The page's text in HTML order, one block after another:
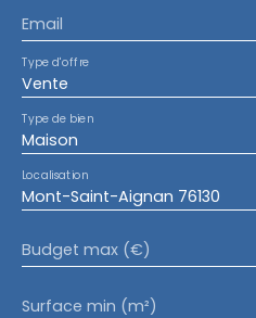
Email
Vente
Type d'offre
Maison
Type de bien
Mont-Saint-Aignan 76130
Localisation
Budget max (€)
Surface min (m²)